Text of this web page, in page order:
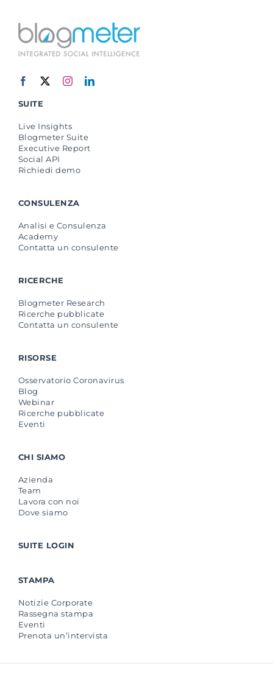
SUITE
Live Insights
Blogmeter Suite
Executive Report
Social API
Richiedi demo
CONSULENZA
Analisi e Consulenza
Academy
Contatta un consulente
RICERCHE
Blogmeter Research
Ricerche pubblicate
Contatta un consulente
RISORSE
Osservatorio Coronavirus
Blog
Webinar
Ricerche pubblicate
Eventi
CHI SIAMO
Azienda
Team
Lavora con noi
Dove siamo
SUITE LOGIN
STAMPA
Notizie Corporate
Rassegna stampa
Eventi
Prenota un’intervista